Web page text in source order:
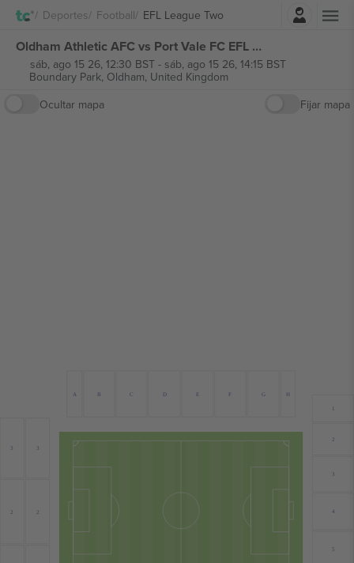
Deportes Football EFL League Two
Iniciar sesión
Oldham Athletic AFC vs Port Vale FC EFL League Two entradas
sáb, ago 15 26, 12:30 BST- sáb, ago 15 26, 14:15 BST
Boundary Park, Oldham, United Kingdom
Ocultar mapa
Fijar mapa
H
G
F
E
D
C
B
A
5
4
2
2 2